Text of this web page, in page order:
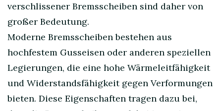
verschlissener Bremsscheiben sind daher von
großer Bedeutung.
Moderne Bremsscheiben bestehen aus
hochfestem Gusseisen oder anderen speziellen
Legierungen, die eine hohe Wärmeleitfähigkeit
und Widerstandsfähigkeit gegen Verformungen
bieten. Diese Eigenschaften tragen dazu bei,